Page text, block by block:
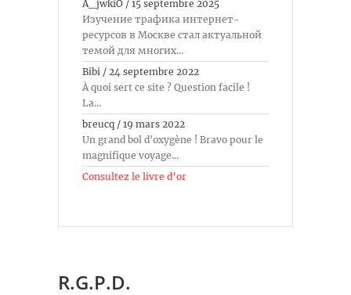
A_jwkiO / 15 septembre 2025
Изучение трафика интернет-
ресурсов в Москве стал актуальной
темой для многих...
Bibi / 24 septembre 2022
À quoi sert ce site ? Question facile !
La...
breucq / 19 mars 2022
Un grand bol d'oxygène ! Bravo pour le
magnifique voyage...
Consultez le livre d’or
R.G.P.D.